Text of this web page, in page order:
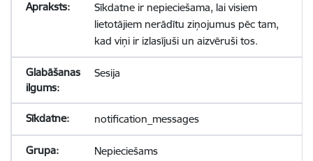
Sīkdatne ir nepieciešama, lai visiem
lietotājiem nerādītu ziņojumus pēc tam,
kad viņi ir izlasījuši un aizvēruši tos.
Sesija
notification_messages
Nepieciešams